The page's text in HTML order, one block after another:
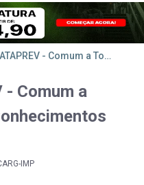
Apostila DATAPREV - Comum a Todos os Cargos (Conhecimentos Gerais)
- Comum a
IMP